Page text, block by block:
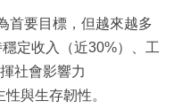
首要目標，但越來越多
定收入（近30%）、工
社會影響力
與生存韌性。